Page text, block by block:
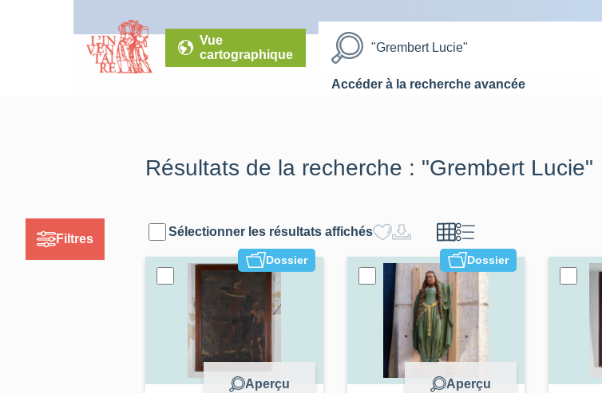
Vue
cartographique
Accéder à la recherche avancée
Filtres
Résultats de la recherche : "Grembert Lucie"
Sélectionner les résultats affichés
Dossier
Aperçu
Dossier
Aperçu